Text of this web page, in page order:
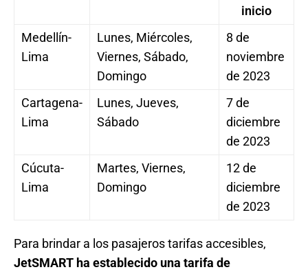
inicio
Medellín-
Lima
Lunes, Miércoles,
Viernes, Sábado,
Domingo
8 de
noviembre
de 2023
Cartagena-
Lima
Lunes, Jueves,
Sábado
7 de
diciembre
de 2023
Cúcuta-
Lima
Martes, Viernes,
Domingo
12 de
diciembre
de 2023
Para brindar a los pasajeros tarifas accesibles,
JetSMART ha establecido una tarifa de